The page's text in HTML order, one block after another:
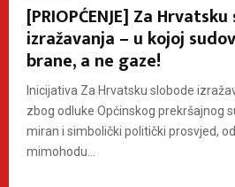
[PRIOPĆENJE] Za
izražavanja – u kojoj
brane, a ne gaze!
Inicijativa Za Hrvatsku slobode
zbog odluke Općinskog prekršajnog
miran i simbolički politički prosvjed,
mimohodu...